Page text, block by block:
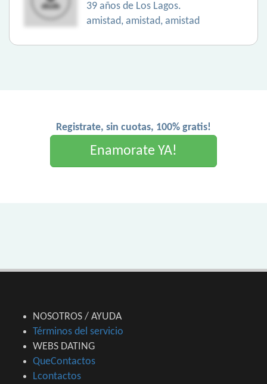
39 años de Los Lagos.
amistad, amistad, amistad
Registrate, sin cuotas, 100% gratis!
Enamorate YA!
NOSOTROS / AYUDA
Términos del servicio
WEBS DATING
QueContactos
Lcontactos